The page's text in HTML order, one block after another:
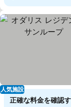
人気施設
正確な料金を確認